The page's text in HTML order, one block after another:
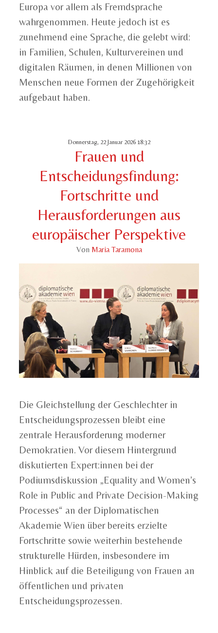
Europa vor allem als Fremdsprache
wahrgenommen. Heute jedoch ist es
zunehmend eine Sprache, die gelebt wird:
in Familien, Schulen, Kulturvereinen und
digitalen Räumen, in denen Millionen von
Menschen neue Formen der Zugehörigkeit
aufgebaut haben.
Donnerstag, 22 Januar 2026 18:32
Frauen und
Entscheidungsfindung:
Fortschritte und
Herausforderungen aus
europäischer Perspektive
Von Maria Taramona
Die Gleichstellung der Geschlechter in
Entscheidungsprozessen bleibt eine
zentrale Herausforderung moderner
Demokratien. Vor diesem Hintergrund
diskutierten Expert:innen bei der
Podiumsdiskussion „Equality and Women’s
Role in Public and Private Decision-Making
Processes“ an der Diplomatischen
Akademie Wien über bereits erzielte
Fortschritte sowie weiterhin bestehende
strukturelle Hürden, insbesondere im
Hinblick auf die Beteiligung von Frauen an
öffentlichen und privaten
Entscheidungsprozessen.